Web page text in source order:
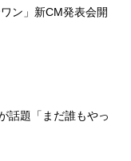
ン」新CM発表会開
話題「まだ誰もやっ